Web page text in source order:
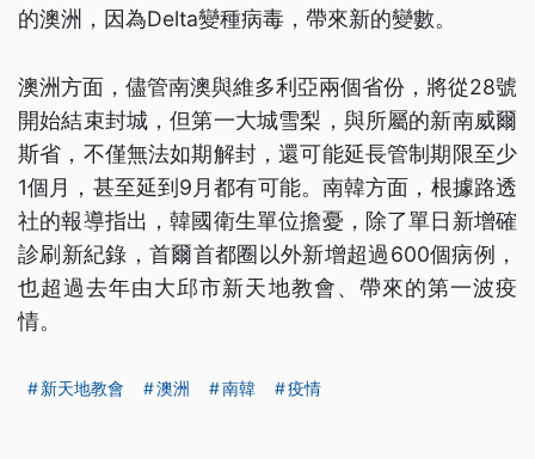
的澳洲，因為Delta變種病毒，帶來新的變數。
澳洲方面，儘管南澳與維多利亞兩個省份，將從28號
開始結束封城，但第一大城雪梨，與所屬的新南威爾
斯省，不僅無法如期解封，還可能延長管制期限至少
1個月，甚至延到9月都有可能。南韓方面，根據路透
社的報導指出，韓國衛生單位擔憂，除了單日新增確
診刷新紀錄，首爾首都圈以外新增超過600個病例，
也超過去年由大邱市新天地教會、帶來的第一波疫
情。
新天地教會 澳洲 南韓 疫情